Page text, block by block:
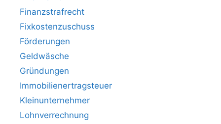
Finanzstrafrecht
Fixkostenzuschuss
Förderungen
Geldwäsche
Gründungen
Immobilienertragsteuer
Kleinunternehmer
Lohnverrechnung